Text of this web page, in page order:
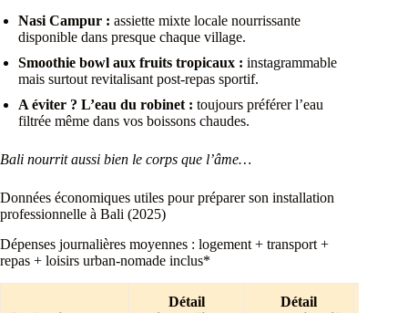
Nasi Campur : assiette mixte locale nourrissante
disponible dans presque chaque village.
Smoothie bowl aux fruits tropicaux : instagrammable
mais surtout revitalisant post-repas sportif.
A éviter ? L’eau du robinet : toujours préférer l’eau
filtrée même dans vos boissons chaudes.
Bali nourrit aussi bien le corps que l’âme…
Données économiques utiles pour préparer son installation
professionnelle à Bali (2025)
Dépenses journalières moyennes : logement + transport +
repas + loisirs urban-nomade inclus*
Détail
Détail